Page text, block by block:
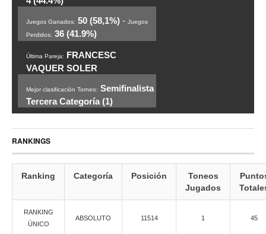
Juegos Ganados: 50 (58,1%) - Juegos
Perdidos: 36 (41.9%)
Última Pareja: FRANCESC
VAQUER SOLER
Mejor clasificación Torneo: Semifinalista
Tercera Categoría (1)
RANKINGS
Ranking Categoría Posición
Toneos
Jugados
RANKING
ÚNICO
ABSOLUTO 11514 1 45